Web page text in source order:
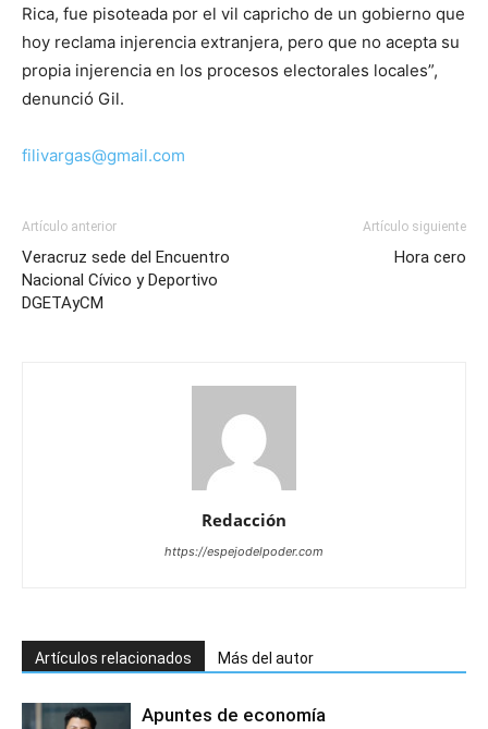
Rica, fue pisoteada por el vil capricho de un gobierno que
hoy reclama injerencia extranjera, pero que no acepta su
propia injerencia en los procesos electorales locales”,
denunció Gil.
filivargas@gmail.com
Artículo anterior
Veracruz sede del Encuentro
Nacional Cívico y Deportivo
DGETAyCM
Artículo siguiente
Hora cero
Redacción
https://espejodelpoder.com
Artículos relacionados Más del autor
Apuntes de economía